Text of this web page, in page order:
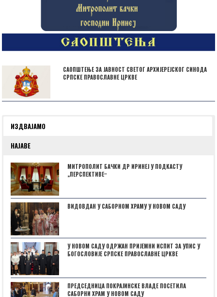
САОПШТЕЊЕ ЗА ЈАВНОСТ СВЕТОГ АРХИЈЕРЕЈСКОГ СИНОДА
СРПСКЕ ПРАВОСЛАВНЕ ЦРКВЕ
ИЗДВАЈАМО
НАЈАВЕ
МИТРОПОЛИТ БАЧКИ ДР ИРИНЕЈ У ПОДКАСТУ
„ПЕРСПЕКТИВЕˮ
ВИДОВДАН У САБОРНОМ ХРАМУ У НОВОМ САДУ
У НОВОМ САДУ ОДРЖАН ПРИЈЕМНИ ИСПИТ ЗА УПИС У
БОГОСЛОВИЈЕ СРПСКЕ ПРАВОСЛАВНЕ ЦРКВЕ
ПРЕДСЕДНИЦА ПОКРАЈИНСКЕ ВЛАДЕ ПОСЕТИЛА
САБОРНИ ХРАМ У НОВОМ САДУ